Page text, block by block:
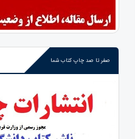
صفر تا صد چاپ کتاب شما